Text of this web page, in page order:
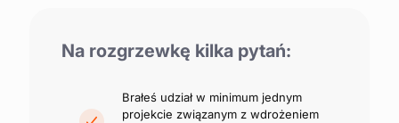
Na rozgrzewkę kilka pytań:
Brałeś udział w minimum jednym
projekcie związanym z wdrożeniem